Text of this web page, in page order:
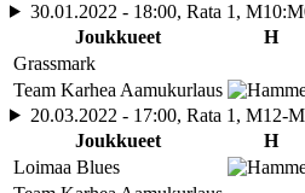
30.01.2022 - 18:00, Rata 1,
Joukkueet
H
Grassmark
Team Karhea Aamukurlaus
20.03.2022 - 17:00, Rata 1, M12-
Joukkueet
H
Loimaa Blues